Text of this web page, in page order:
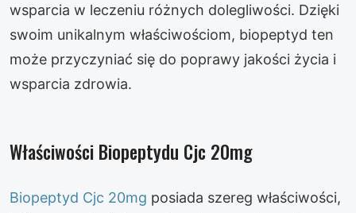
wsparcia w leczeniu różnych dolegliwości. Dzięki
swoim unikalnym właściwościom, biopeptyd ten
może przyczyniać się do poprawy jakości życia i
wsparcia zdrowia.
Właściwości Biopeptydu Cjc 20mg
Biopeptyd Cjc 20mg posiada szereg właściwości,